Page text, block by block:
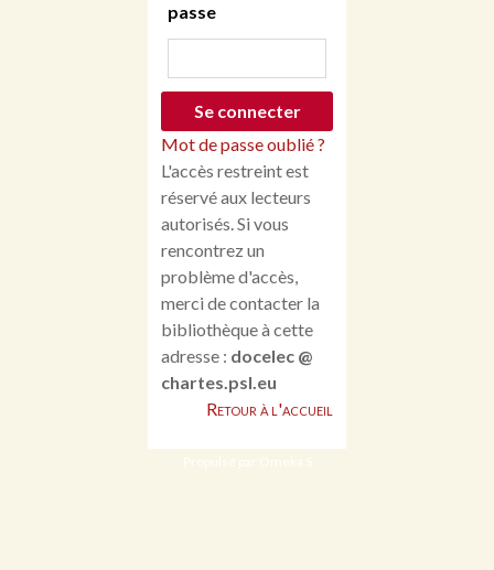
passe
Mot de passe oublié ?
L'accès restreint est
réservé aux lecteurs
autorisés. Si vous
rencontrez un
problème d'accès,
merci de contacter la
bibliothèque à cette
adresse : docelec @
chartes.psl.eu
Retour à l'accueil
Propulsé par Omeka S